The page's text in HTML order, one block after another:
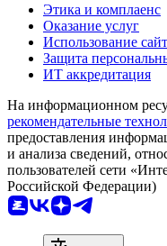
Этика и комплаенс
Оказание услуг
Использование
Защита
ИТ аккредитация
На информационном
рекомендательные
предоставления
и анализа сведений,
пользователей сети
Российской Федерации)